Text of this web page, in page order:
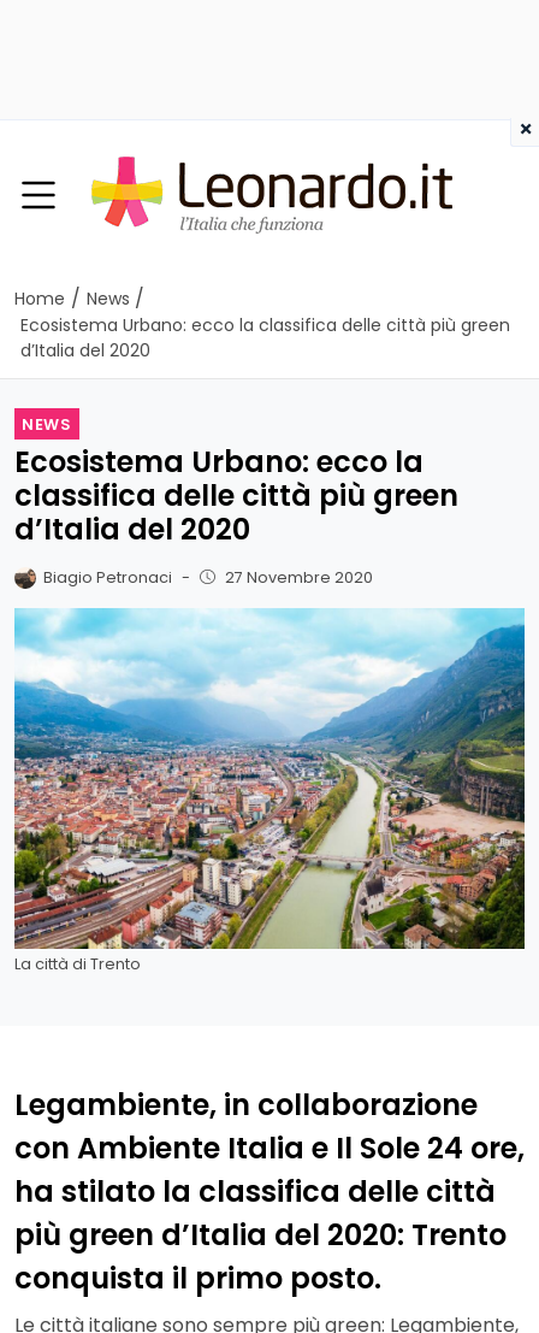
Home / News /
Ecosistema Urbano: ecco la classifica delle città più green
d’Italia del 2020
NEWS
Ecosistema Urbano: ecco la
classifica delle città più green
d’Italia del 2020
Biagio Petronaci - 27 Novembre 2020
La città di Trento
Legambiente, in collaborazione
con Ambiente Italia e Il Sole 24 ore,
ha stilato la classifica delle città
più green d’Italia del 2020: Trento
conquista il primo posto.
Le città italiane sono sempre più green: Legambiente,
×